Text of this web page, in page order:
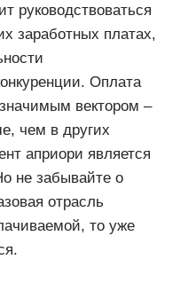
руководствоваться
заработных платах,
Оплата
вектором –
чем в других
априори является
не забывайте о
отрасль
то уже